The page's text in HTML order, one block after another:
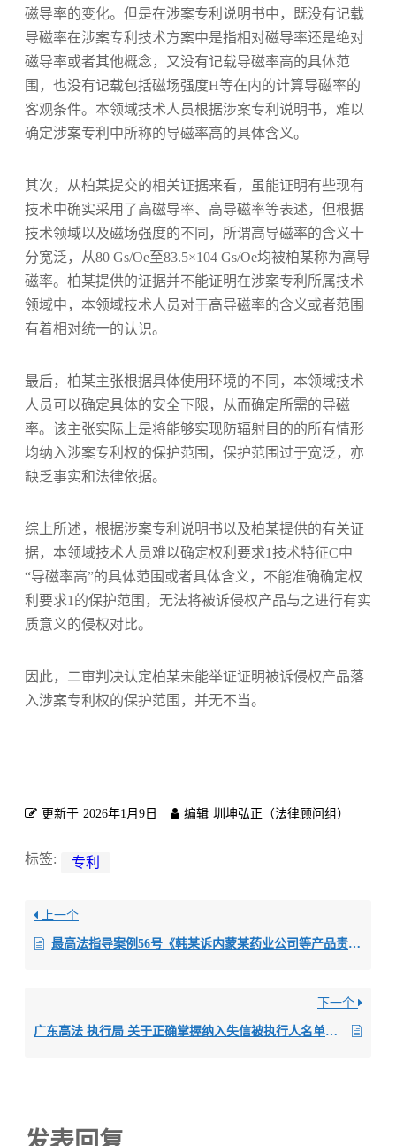
磁导率的变化。但是在涉案专利说明书中，既没有记载
导磁率在涉案专利技术方案中是指相对磁导率还是绝对
磁导率或者其他概念，又没有记载导磁率高的具体范
围，也没有记载包括磁场强度H等在内的计算导磁率的
客观条件。本领域技术人员根据涉案专利说明书，难以
确定涉案专利中所称的导磁率高的具体含义。
其次，从柏某提交的相关证据来看，虽能证明有些现有
技术中确实采用了高磁导率、高导磁率等表述，但根据
技术领域以及磁场强度的不同，所谓高导磁率的含义十
分宽泛，从80 Gs/Oe至83.5×104 Gs/Oe均被柏某称为高导
磁率。柏某提供的证据并不能证明在涉案专利所属技术
领域中，本领域技术人员对于高导磁率的含义或者范围
有着相对统一的认识。
最后，柏某主张根据具体使用环境的不同，本领域技术
人员可以确定具体的安全下限，从而确定所需的导磁
率。该主张实际上是将能够实现防辐射目的的所有情形
均纳入涉案专利权的保护范围，保护范围过于宽泛，亦
缺乏事实和法律依据。
综上所述，根据涉案专利说明书以及柏某提供的有关证
据，本领域技术人员难以确定权利要求1技术特征C中
“导磁率高”的具体范围或者具体含义，不能准确确定权
利要求1的保护范围，无法将被诉侵权产品与之进行有实
质意义的侵权对比。
因此，二审判决认定柏某未能举证证明被诉侵权产品落
入涉案专利权的保护范围，并无不当。
更新于 2026年1月9日 编辑 圳坤弘正（法律顾问组）
标签: 专利
上一个
最高法指导案例56号《韩某诉内蒙某药业公司等产品责任纠纷管辖权异议案》（2015）.全文
下一个
广东高法 执行局 关于正确掌握纳入失信被执行人名单和限制消费范围及条件的指引(2020).全文